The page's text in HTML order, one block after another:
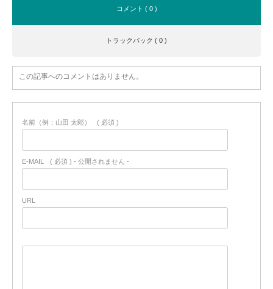
コメント ( 0 )
トラックバック ( 0 )
この記事へのコメントはありません。
名前（例：山田 太郎） ( 必須 )
E-MAIL ( 必須 ) - 公開されません -
URL